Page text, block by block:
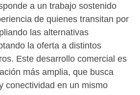
a un trabajo sostenido
de quienes transitan por
las alternativas
la oferta a distintos
Este desarrollo comercial es
más amplia, que busca
conectividad en un mismo